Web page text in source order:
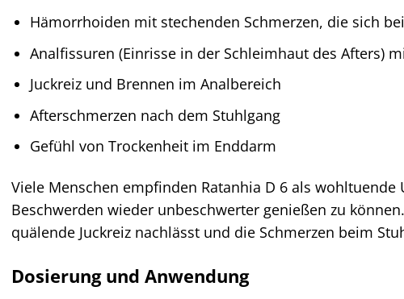
Hämorrhoiden mit stechenden Schmerzen, die sich
Analfissuren (Einrisse in der Schleimhaut des Afters)
Juckreiz und Brennen im Analbereich
Afterschmerzen nach dem Stuhlgang
Gefühl von Trockenheit im Enddarm
Viele Menschen empfinden Ratanhia D 6 als
Beschwerden wieder unbeschwerter genießen zu
quälende Juckreiz nachlässt und die Schmerzen beim
Dosierung und Anwendung